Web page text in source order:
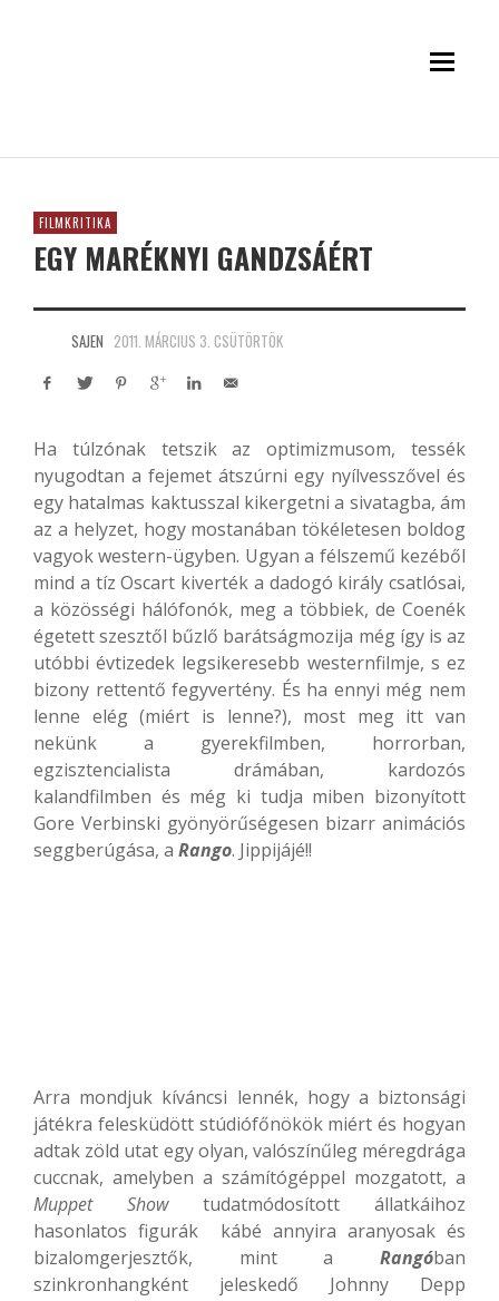
FILMKRITIKA
EGY MARÉKNYI GANDZSÁÉRT
SAJEN 2011. MÁRCIUS 3. CSÜTÖRTÖK
Ha túlzónak tetszik az optimizmusom, tessék
nyugodtan a fejemet átszúrni egy nyílvesszővel és
egy hatalmas kaktusszal kikergetni a sivatagba, ám
az a helyzet, hogy mostanában tökéletesen boldog
vagyok western-ügyben. Ugyan a félszemű kezéből
mind a tíz Oscart kiverték a dadogó király csatlósai,
a közösségi hálófonók, meg a többiek, de Coenék
égetett szesztől bűzlő barátságmozija még így is az
utóbbi évtizedek legsikeresebb westernfilmje, s ez
bizony rettentő fegyvertény. És ha ennyi még nem
lenne elég (miért is lenne?), most meg itt van
nekünk a gyerekfilmben, horrorban,
egzisztencialista drámában, kardozós
kalandfilmben és még ki tudja miben bizonyított
Gore Verbinski gyönyörűségesen bizarr animációs
seggberúgása, a Rango. Jippijájé!!
Arra mondjuk kíváncsi lennék, hogy a biztonsági
játékra felesküdött stúdiófőnökök miért és hogyan
adtak zöld utat egy olyan, valószínűleg méregdrága
cuccnak, amelyben a számítógéppel mozgatott, a
Muppet Showtudatmódosított állatkáihoz
hasonlatos figurák kábé annyira aranyosak és
bizalomgerjesztők, mint a Rangóban
szinkronhangként jeleskedő Johnny Depp